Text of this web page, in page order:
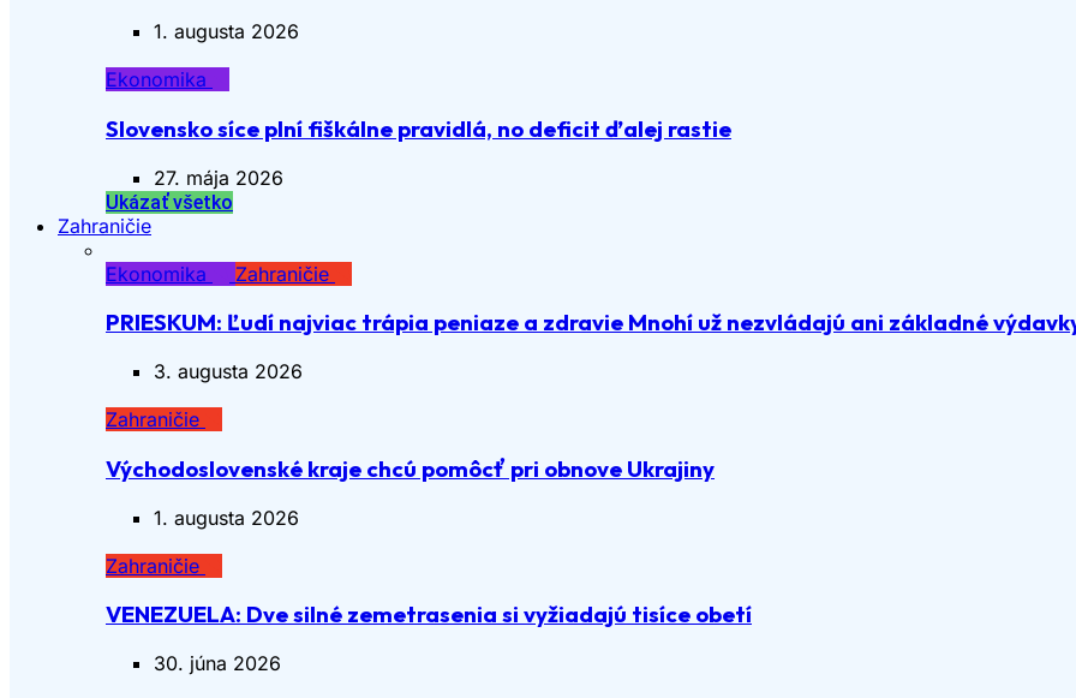
1. augusta 2026
Ekonomika
Slovensko síce plní fiškálne pravidlá, no deficit ďalej rastie
27. mája 2026
Ukázať všetko
Zahraničie
Ekonomika
Zahraničie
PRIESKUM: Ľudí najviac trápia peniaze a zdravie Mnohí už nezvládajú ani základné
3. augusta 2026
Zahraničie
Východoslovenské kraje chcú pomôcť pri obnove Ukrajiny
1. augusta 2026
Zahraničie
VENEZUELA: Dve silné zemetrasenia si vyžiadajú tisíce obetí
30. júna 2026